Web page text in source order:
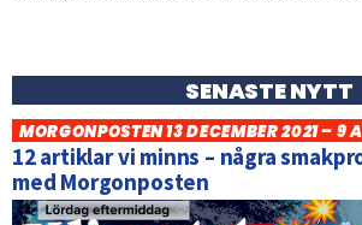
SENASTE NYTT
MORGONPOSTEN 13 DECEMBER 2021 – 9
12 artiklar vi minns – några
med Morgonposten